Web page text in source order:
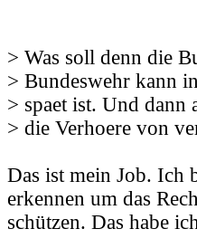
> Was soll denn die
> Bundeswehr kann
> spaet ist. Und dann
> die Verhoere von
Das ist mein Job. Ich
erkennen um das
schützen. Das habe